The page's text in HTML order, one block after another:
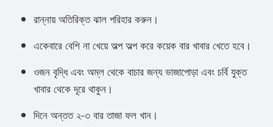
রান্নায় অতিরিক্ত ঝাল পরিহার করুন।
একেবারে বেশি না খেয়ে অল্প অল্প করে কয়েক বার খাবার খেতে হবে।
ওজন বৃদ্ধি এবং অম্ল থেকে বাচার জন্য ভাজাপোড়া এবং চর্বি যুক্ত
খাবার থেকে দূরে থাকুন।
দিনে অন্তত ২-৩ বার তাজা ফল খান।